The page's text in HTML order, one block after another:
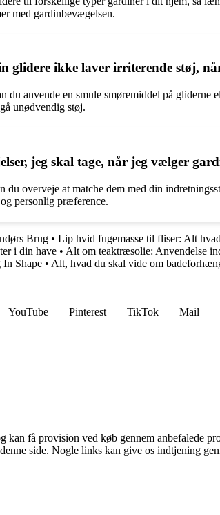
med gardinbevægelsen.
glidere ikke laver irriterende støj,
du anvende en smule smøremiddel på
unødvendig støj.
jeg skal tage, når jeg vælger
overveje at matche dem med din
personlig præference.
Brug • Lip hvid fugemasse til fliser: Alt
i din have • Alt om teaktræsolie: Anvendelse
Shape • Alt, hvad du skal vide om
YouTube Pinterest TikTok Mail
få provision ved køb gennem anbefalede
side. Nogle links kan give os indtjening